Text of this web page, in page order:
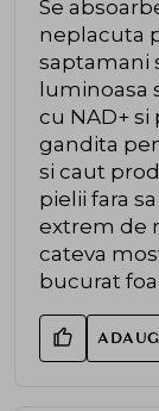
Se
neplacuta
saptamani
luminoasa
cu NAD+
gandita
si caut
pielii fara
extrem de
cateva
bucurat